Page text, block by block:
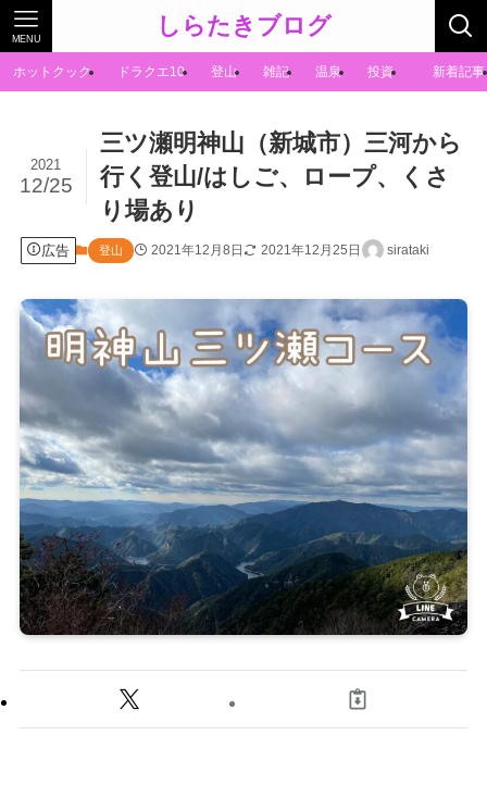
しらたきブログ
MENU
ホットクック ドラクエ10 登山 雑記 温泉 投資 新着記事
三ツ瀬明神山（新城市）三河から
行く登山/はしご、ロープ、くさ
り場あり
2021
12/25
広告 登山 2021年12月8日 2021年12月25日 sirataki